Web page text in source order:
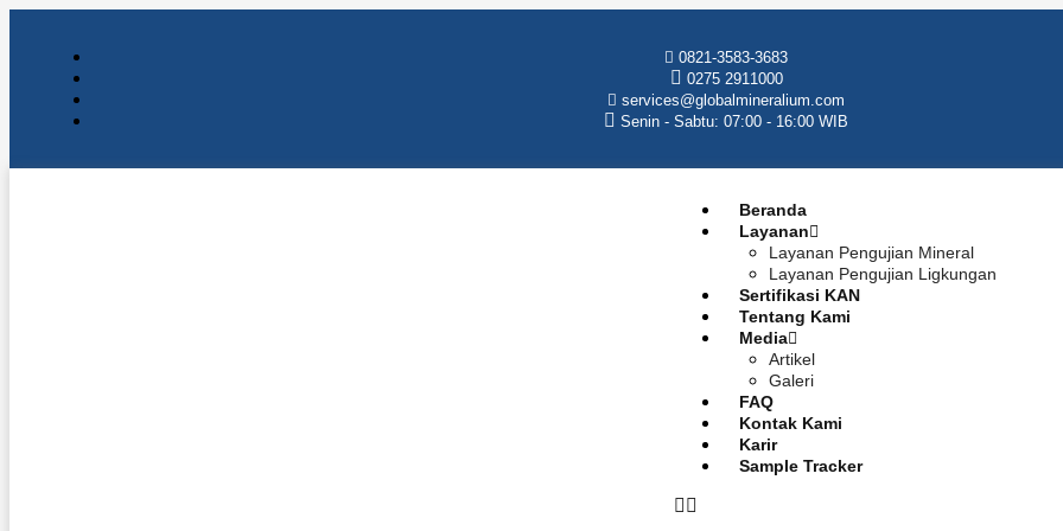
0821-3583-3683
0275 2911000
services@globalmineralium.com
Senin - Sabtu: 07:00 - 16:00 WIB
Beranda
Layanan
Layanan Pengujian Mineral
Layanan Pengujian Ligkungan
Sertifikasi KAN
Tentang Kami
Media
Artikel
Galeri
FAQ
Kontak Kami
Karir
Sample Tracker